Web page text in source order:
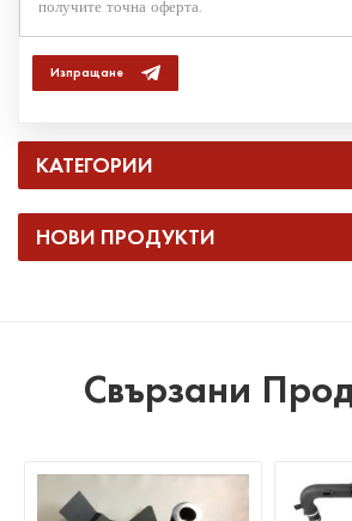
Изпращане
КАТЕГОРИИ
НОВИ ПРОДУКТИ
Свързани